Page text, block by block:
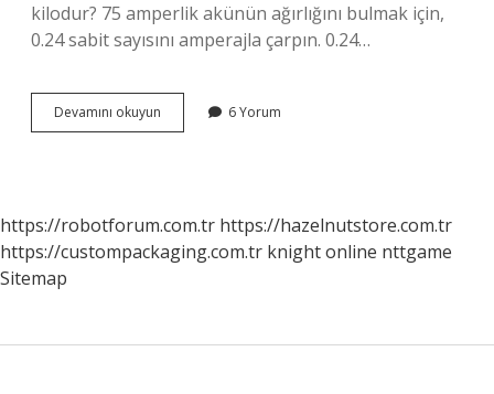
kilodur? 75 amperlik akünün ağırlığını bulmak için,
0.24 sabit sayısını amperajla çarpın. 0.24…
Devamını okuyun
Amper
6 Yorum
https://robotforum.com.tr https://hazelnutstore.com.tr
https://custompackaging.com.tr knight online nttgame
Sitemap